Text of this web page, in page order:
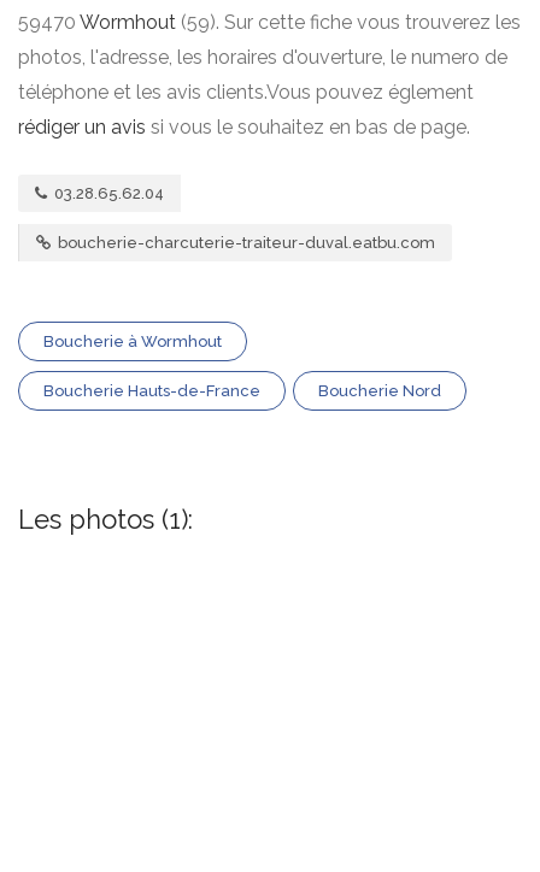
59470 Wormhout (59). Sur cette fiche vous trouverez les
photos, l'adresse, les horaires d'ouverture, le numero de
téléphone et les avis clients.Vous pouvez églement
rédiger un avis si vous le souhaitez en bas de page.
03.28.65.62.04
boucherie-charcuterie-traiteur-duval.eatbu.com
Boucherie à Wormhout
Boucherie Hauts-de-France Boucherie Nord
Les photos (1):